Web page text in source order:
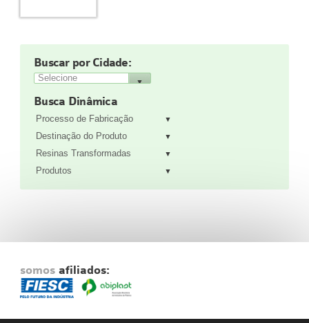
SEJA UM ASSOCIADO
VAGAS
Buscar por Cidade:
Busca Dinâmica
Processo de Fabricação
Destinação do Produto
Resinas Transformadas
Produtos
somos afiliados: